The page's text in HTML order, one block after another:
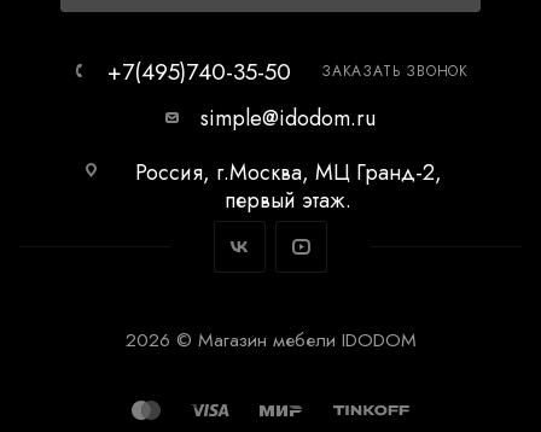
+7(495)740-35-50 ЗАКАЗАТЬ ЗВОНОК
simple@idodom.ru
Россия, г.Москва, МЦ Гранд-2,
первый этаж.
2026 © Магазин мебели IDODOM